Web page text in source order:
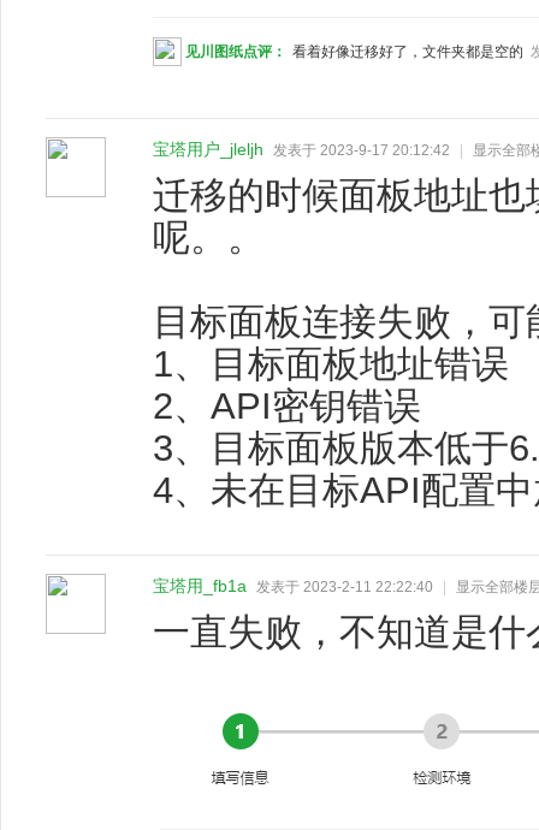
见川图纸点评： 看着好像迁移好了，文件夹都是空的
宝塔用户_jleljh 发表于 2023-9-17 20:12:42 显示全部
迁移的时候面板地址
呢。。
目标面板连接失败，
1、目标面板地址错误
2、API密钥错误
3、目标面板版本低于
4、未在目标API配置
宝塔用_fb1a 发表于 2023-2-11 22:22:40 显示全部楼
一直失败，不知道是什